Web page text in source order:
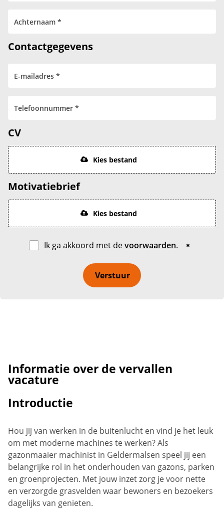
Contactgegevens
CV
Kies bestand
Motivatiebrief
Kies bestand
Ik ga akkoord met devoorwaarden.
Verstuur
Informatie over de vervallen
vacature
Introductie
Hou jij van werken in de buitenlucht en vind je het leuk
om met moderne machines te werken? Als
gazonmaaier machinist in Geldermalsen speel jij een
belangrijke rol in het onderhouden van gazons, parken
en groenprojecten. Met jouw inzet zorg je voor nette
en verzorgde grasvelden waar bewoners en bezoekers
dagelijks van genieten.